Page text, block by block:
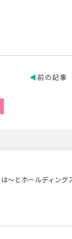
前の記事